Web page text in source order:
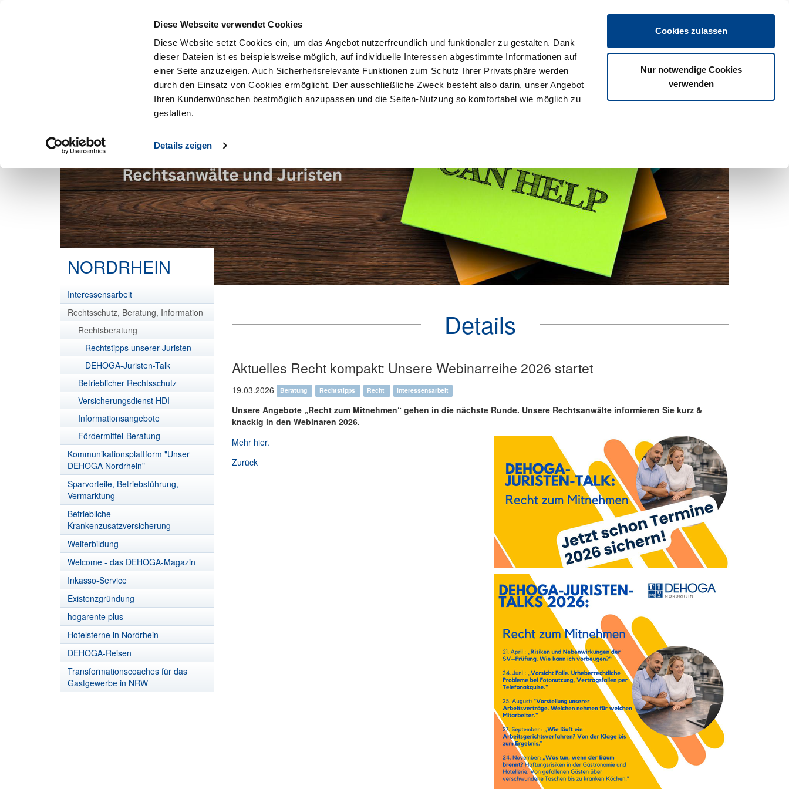
Diese Webseite verwendet Cookies
Diese Website setzt Cookies ein, um das Angebot nutzerfreundlich und funktionaler zu gestalten. Dank
dieser Dateien ist es beispielsweise möglich, auf individuelle Interessen abgestimmte Informationen auf
einer Seite anzuzeigen. Auch Sicherheitsrelevante Funktionen zum Schutz Ihrer Privatsphäre werden
durch den Einsatz von Cookies ermöglicht. Der ausschließliche Zweck besteht also darin, unser Angebot
Ihren Kundenwünschen bestmöglich anzupassen und die Seiten-Nutzung so komfortabel wie möglich zu
gestalten.
Details zeigen
Cookies zulassen
Nur notwendige Cookies
verwenden
Login
Vorteile Über uns Veranstaltungen Download Termine
NORDRHEIN
Interessensarbeit
Rechtsschutz, Beratung, Information
Rechtsberatung
Rechtstipps unserer Juristen
DEHOGA-Juristen-Talk
Betrieblicher Rechtsschutz
Versicherungsdienst HDI
Informationsangebote
Fördermittel-Beratung
Kommunikationsplattform "Unser
DEHOGA Nordrhein"
Sparvorteile, Betriebsführung,
Vermarktung
Betriebliche
Krankenzusatzversicherung
Weiterbildung
Welcome - das DEHOGA-Magazin
Inkasso-Service
Existenzgründung
hogarente plus
Hotelsterne in Nordrhein
DEHOGA-Reisen
Transformationscoaches für das
Gastgewerbe in NRW
Details
Aktuelles Recht kompakt: Unsere Webinarreihe 2026 startet
19.03.2026 Beratung Rechtstipps Recht Interessensarbeit
Unsere Angebote „Recht zum Mitnehmen“ gehen in die nächste Runde. Unsere Rechtsanwälte informieren Sie kurz &
knackig in den Webinaren 2026.
Mehr hier.
Zurück